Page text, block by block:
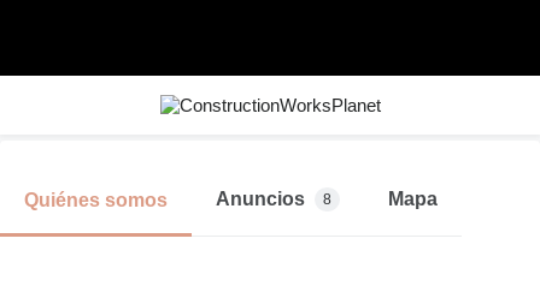
Quiénes somos Anuncios 8 Mapa